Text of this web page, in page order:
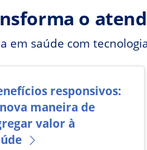
o
em saúde com
responsivos:
maneira de
valor à